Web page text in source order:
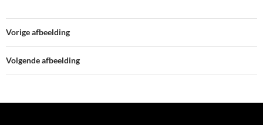
Vorige afbeelding
Volgende afbeelding